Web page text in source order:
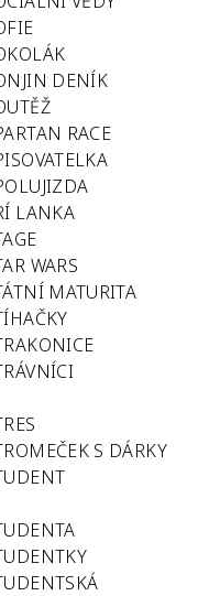
DENÍK
RACE
LANKA
WARS
MATURITA
S DÁRKY